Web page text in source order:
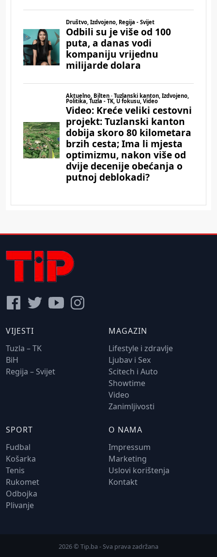
VIJESTI
Tuzla – TK
BiH
Regija – Svijet
MAGAZIN
Lifestyle i zdravlje
Ljubav i Sex
Scitech i Auto
Showtime
Video
Zanimljivosti
SPORT
Fudbal
Košarka
Tenis
Rukomet
Odbojka
Plivanje
O NAMA
Impressum
Marketing
Uslovi korištenja
Kontakt
2026 © Tip.ba - Sva prava zadržana